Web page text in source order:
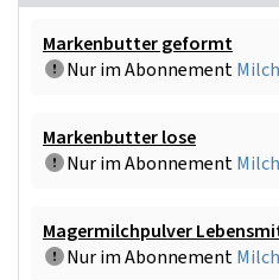
Markenbutter geformt
Nur im AbonnementMilch
Markenbutter lose
Nur im AbonnementMilch
Magermilchpulver
Nur im AbonnementMilch